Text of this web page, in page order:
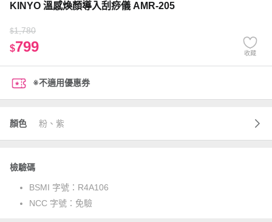
KINYO 溫感煥顏導入刮痧儀 AMR-205
$1,780
$799 收藏
※不適用優惠券
顏色 粉、紫
檢驗碼
BSMI 字號： R4A106
NCC 字號： 免驗